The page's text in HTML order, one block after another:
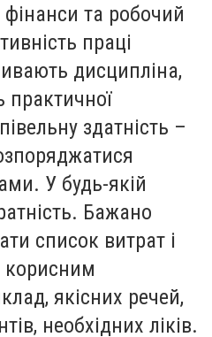
та робочий
праці
дисципліна,
практичної
здатність –
У будь-якій
Бажано
список витрат і
корисним
якісних речей,
необхідних ліків.